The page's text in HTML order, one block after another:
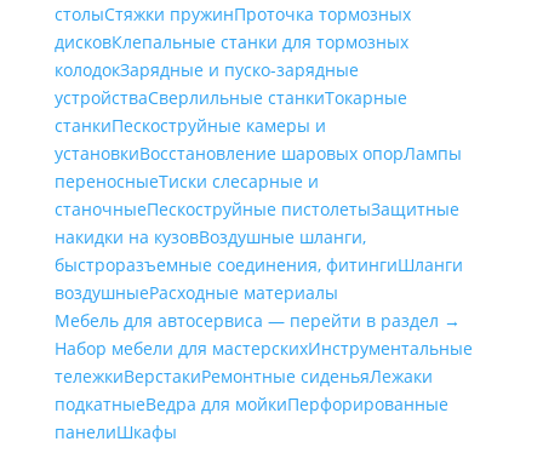
столыСтяжки пружинПроточка тормозных
дисковКлепальные станки для тормозных
колодокЗарядные и пуско-зарядные
устройстваСверлильные станкиТокарные
станкиПескоструйные камеры и
установкиВосстановление шаровых опорЛампы
переносныеТиски слесарные и
станочныеПескоструйные пистолетыЗащитные
накидки на кузовВоздушные шланги,
быстроразъемные соединения, фитингиШланги
воздушныеРасходные материалы
Мебель для автосервиса — перейти в раздел →
Набор мебели для мастерскихИнструментальные
тележкиВерстакиРемонтные сиденьяЛежаки
подкатныеВедра для мойкиПерфорированные
панелиШкафы